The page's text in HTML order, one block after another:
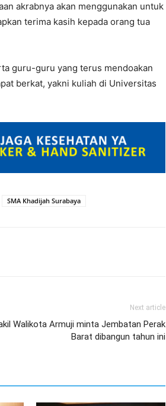
akrabnya akan menggunakan untuk
terima kasih kepada orang tua
guru-guru yang terus mendoakan
berkat, yakni kuliah di Universitas
SMA Khadijah Surabaya
Next article
Walikota Armuji minta Jembatan Perak
Barat dibangun tahun ini